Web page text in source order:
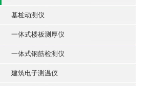
基桩动测仪
一体式楼板测厚仪
一体式钢筋检测仪
建筑电子测温仪